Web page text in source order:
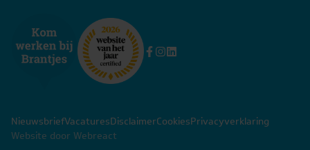
NieuwsbriefVacaturesDisclaimerCookiesPrivacyverklaring
Website door Webreact